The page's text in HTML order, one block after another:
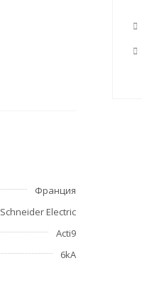
Франция
Schneider Electric
Acti9
6kA